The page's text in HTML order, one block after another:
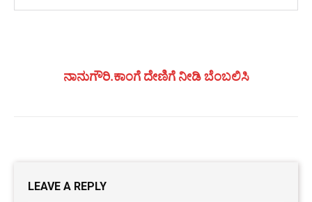
ನಾನುಗೌರಿ.ಕಾಂಗೆ ದೇಣಿಗೆ ನೀಡಿ ಬೆಂಬಲಿಸಿ
LEAVE A REPLY